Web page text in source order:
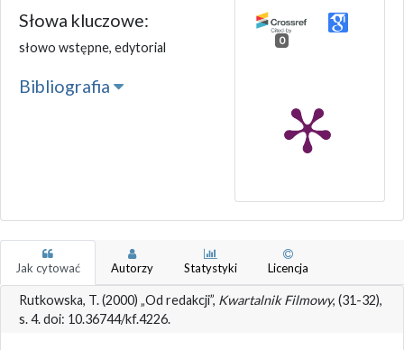
Słowa kluczowe:
słowo wstępne, edytorial
Bibliografia
0
Jak cytować Autorzy Statystyki Licencja
Rutkowska, T. (2000) „Od redakcji”, Kwartalnik Filmowy, (31-32),
s. 4. doi: 10.36744/kf.4226.